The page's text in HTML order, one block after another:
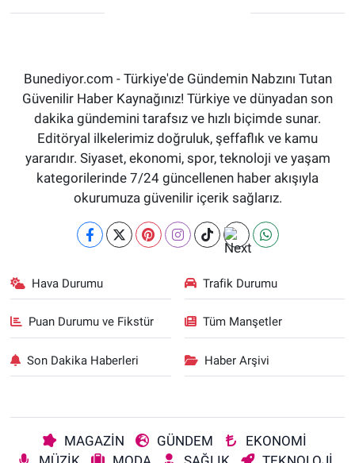
Bunediyor.com - Türkiye'de Gündemin Nabzını Tutan
Güvenilir Haber Kaynağınız! Türkiye ve dünyadan son
dakika gündemini tarafsız ve hızlı biçimde sunar.
Editöryal ilkelerimiz doğruluk, şeffaflık ve kamu
yararıdır. Siyaset, ekonomi, spor, teknoloji ve yaşam
kategorilerinde 7/24 güncellenen haber akışıyla
okurumuza güvenilir içerik sağlarız.
Hava Durumu Trafik Durumu
Puan Durumu ve Fikstür Tüm Manşetler
Son Dakika Haberleri Haber Arşivi
MAGAZİN GÜNDEM
EKONOMİ